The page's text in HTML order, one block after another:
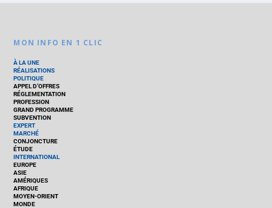
MON INFO EN 1 CLIC
À LA UNE
RÉALISATIONS
POLITIQUE
APPEL D’OFFRES
RÉGLEMENTATION
PROFESSION
GRAND PROGRAMME
SUBVENTION
EXPERT
MARCHÉ
CONJONCTURE
ÉTUDE
INTERNATIONAL
EUROPE
ASIE
AMÉRIQUES
AFRIQUE
MOYEN-ORIENT
MONDE